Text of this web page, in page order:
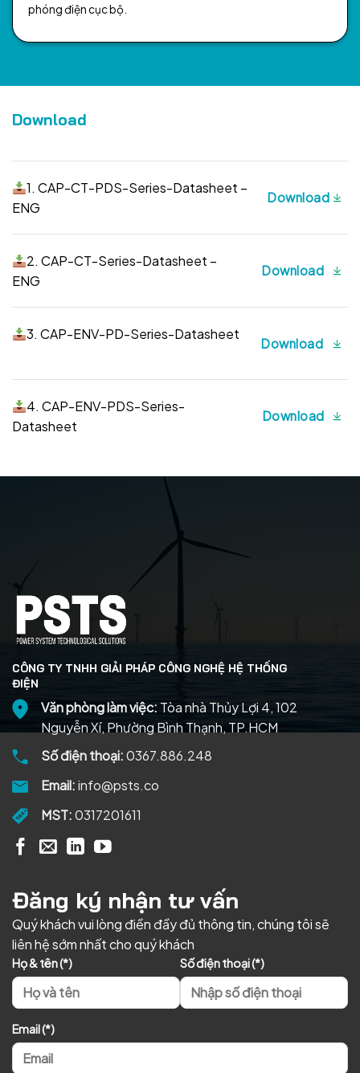
phóng điện cục bộ.
Download
1. CAP-CT-PDS-Series-Datasheet –
ENG
Download
2. CAP-CT-Series-Datasheet –
ENG
Download
3. CAP-ENV-PD-Series-Datasheet
Download
4. CAP-ENV-PDS-Series-
Datasheet
Download
CÔNG TY TNHH GIẢI PHÁP CÔNG NGHỆ HỆ THỐNG
ĐIỆN
Văn phòng làm việc: Tòa nhà Thủy Lợi 4, 102
Nguyễn Xí, Phường Bình Thạnh, TP.HCM
Số điện thoại:0367.886.248
Email:info@psts.co
MST:0317201611
Đăng ký nhận tư vấn
Quý khách vui lòng điền đầy đủ thông tin, chúng tôi sẽ
liên hệ sớm nhất cho quý khách
Họ & tên (*) Số điện thoại (*)
Email (*)